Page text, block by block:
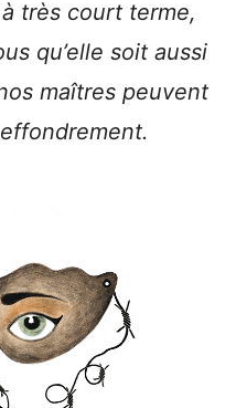
très court terme,
qu’elle soit aussi
maîtres peuvent